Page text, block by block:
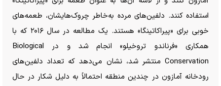
استفاده کنند. دلفین‌های مرده به‌خاطر چروک‌هایشان، طعمه‌های
خوبی برای «پیراکاتینگا» هستند. یک مطالعه در سال ۲۰۱۶ که با
همکاری «فرناندو تروخیلو» انجام شد و در Biological
Conservation منتشر شد، نشان می‌دهد که تعداد دلفین‌های
رودخانه آمازون در چندین منطقه احتمالاً به دلیل شکار در حال